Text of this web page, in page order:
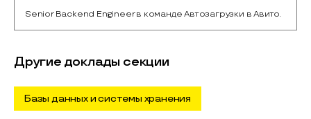
Senior Backend Engineer в команде Автозагрузки в Авито.
Другие доклады секции
Базы данных и системы хранения